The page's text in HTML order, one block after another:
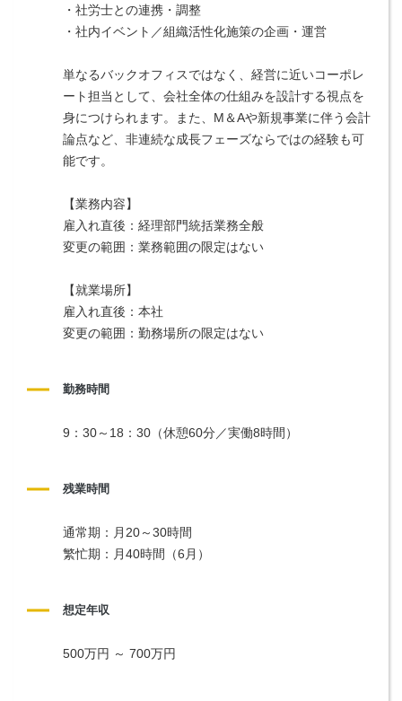
・社労士との連携・調整
・社内イベント／組織活性化施策の企画・運営
単なるバックオフィスではなく、経営に近いコーポレ
ート担当として、会社全体の仕組みを設計する視点を
身につけられます。また、M＆Aや新規事業に伴う会計
論点など、非連続な成長フェーズならではの経験も可
能です。
【業務内容】
雇入れ直後：経理部門統括業務全般
変更の範囲：業務範囲の限定はない
【就業場所】
雇入れ直後：本社
変更の範囲：勤務場所の限定はない
勤務時間
9：30～18：30（休憩60分／実働8時間）
残業時間
通常期：月20～30時間
繁忙期：月40時間（6月）
想定年収
500万円 ～ 700万円